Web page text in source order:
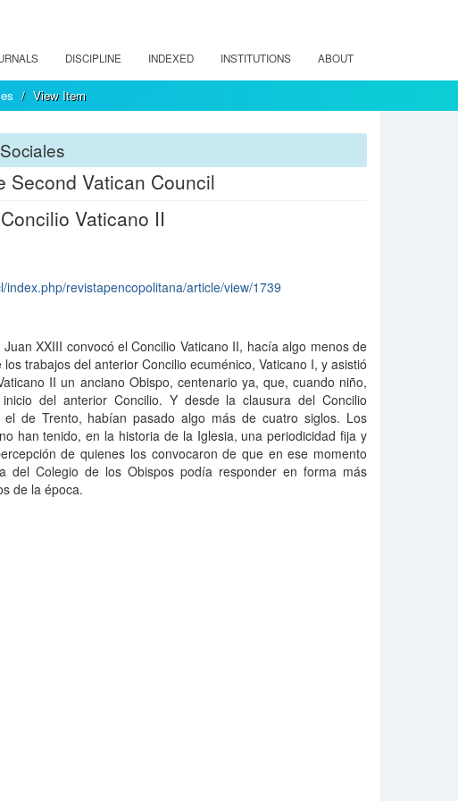
DISCIPLINE INDEXED INSTITUTIONS ABOUT
View Item
Second Vatican Council
Vaticano II
index.php/revistapencopolitana/article/view/1739
XXIII convocó el Concilio Vaticano II, hacía algo menos de
trabajos del anterior Concilio ecuménico, Vaticano I, y asistió
II un anciano Obispo, centenario ya, que, cuando niño,
del anterior Concilio. Y desde la clausura del Concilio
de Trento, habían pasado algo más de cuatro siglos. Los
han tenido, en la historia de la Iglesia, una periodicidad fija y
de quienes los convocaron de que en ese momento
del Colegio de los Obispos podía responder en forma más
de la época.